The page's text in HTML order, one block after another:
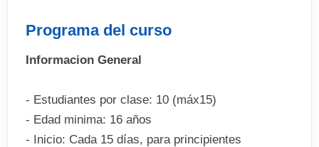
Programa del curso
Informacion General
- Estudiantes por clase: 10 (máx15)
- Edad minima: 16 años
- Inicio: Cada 15 días, para principientes